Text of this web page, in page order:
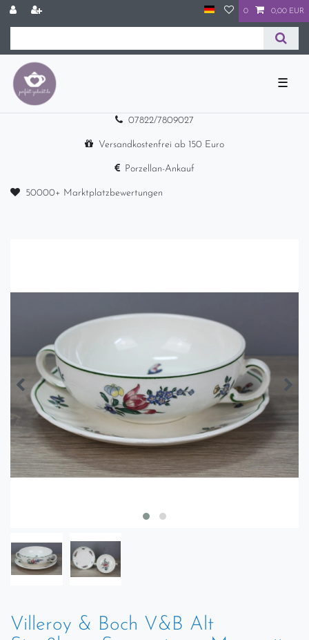
0 0,00 EUR
☰
07822/7809027
Versandkostenfrei ab 150 Euro
Porzellan-Ankauf
50000+ Marktplatzbewertungen
Villeroy & Boch V&B Alt